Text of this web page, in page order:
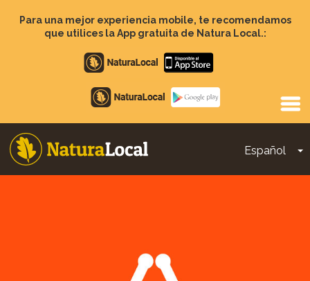
contenido
Para una mejor experiencia mobile, te recomendamos
que utilices la App gratuita de Natura Local.:
Apple
store
Google
Play
Español
Main